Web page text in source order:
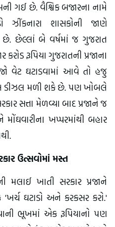
ગઈ છે. વૈશ્વિક બજારના નામે
ઝીંકનારા શાસકોની જાણે
છે. છેલ્લાં બે વર્ષમાં જ ગુજરાત
રૂપિયા ગુજરાતની પ્રજાના
વેટ ઘટાડવામાં આવે તો હજુ
ડીઝલ મળી શકે છે. પણ ખોબલે
સત્તા મેળવ્યા બાદ પ્રજાને જ
ખપ્પરમાંથી બહાર
ઉત્સવોમાં મસ્ત
મલાઈ ખાતી સરકાર પ્રજાને
ઘટાડો અને કરકસર કરો.'
ભૂખમાં એક રૂપિયાનો પણ